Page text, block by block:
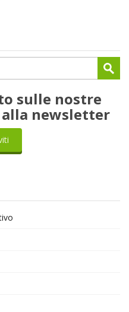
sulle nostre
newsletter